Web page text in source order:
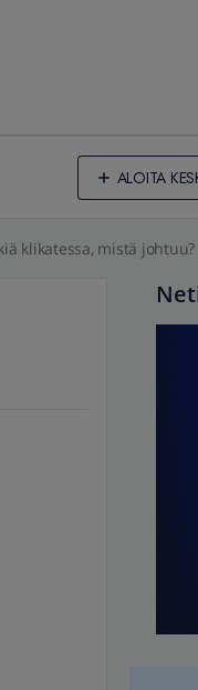
ALOITA
klikatessa, mistä johtuu?